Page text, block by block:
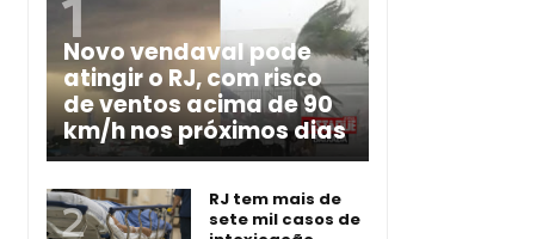
Novo vendaval pode
atingir o RJ, com risco
de ventos acima de 90
km/h nos próximos dias
RJ tem mais de
sete mil casos de